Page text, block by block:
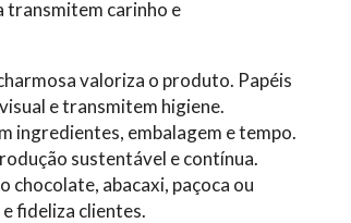
transmitem carinho e
valoriza o produto. Papéis
e transmitem higiene.
ingredientes, embalagem e tempo.
sustentável e contínua.
chocolate, abacaxi, paçoca ou
fideliza clientes.